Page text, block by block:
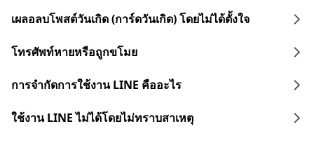
เผลอลบโพสต์วันเกิด (การ์ดวันเกิด) โดยไม่ได้ตั้งใจ
โทรศัพท์หายหรือถูกขโมย
การจำกัดการใช้งาน LINE คืออะไร
ใช้งาน LINE ไม่ได้โดยไม่ทราบสาเหตุ